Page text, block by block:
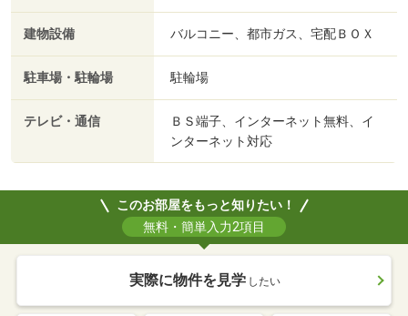
建物設備 バルコニー、都市ガス、宅配ＢＯＸ
駐車場・駐輪場 駐輪場
テレビ・通信
ＢＳ端子、インターネット無料、イ
ンターネット対応
このお部屋をもっと知りたい！
無料・簡単入力2項目
実際に物件を見学 したい